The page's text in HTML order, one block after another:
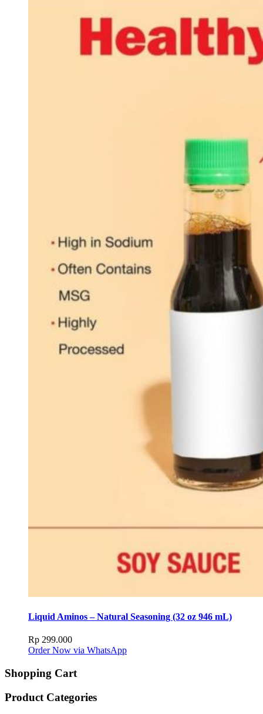
Liquid Aminos – Natural Seasoning (32 oz 946 mL)
Rp 299.000
Order Now via WhatsApp
Shopping Cart
Product Categories